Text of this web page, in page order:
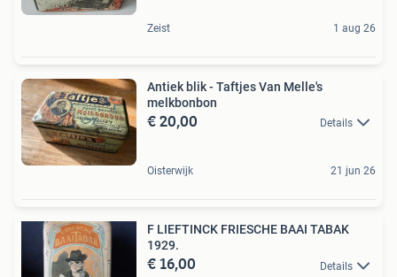
Zeist 1 aug 26
Antiek blik - Taftjes Van Melle's
melkbonbon
€ 20,00 Details
Oisterwijk 21 jun 26
F LIEFTINCK FRIESCHE BAAI TABAK
1929.
€ 16,00 Details